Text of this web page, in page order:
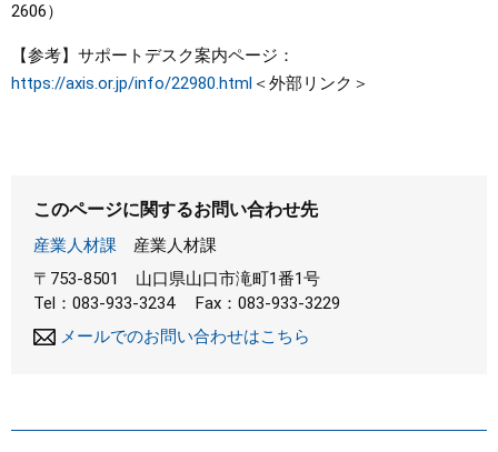
2606）
【参考】サポートデスク案内ページ：
https://axis.or.jp/info/22980.html ＜外部リンク＞
このページに関するお問い合わせ先
産業人材課
産業人材課
〒753-8501
山口県山口市滝町1番1号
Tel：083-933-3234
Fax：083-933-3229
メールでのお問い合わせはこちら